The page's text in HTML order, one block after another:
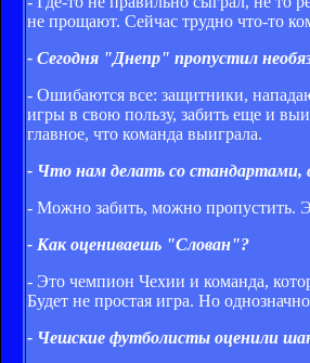
не прощают. Сейчас трудно что-то
- Сегодня "Днепр" пропустил
- Ошибаются все: защитники,
игры в свою пользу, забить еще и
главное, что команда выиграла.
- Что нам делать со стандартами,
- Можно забить, можно пропустить.
- Как оцениваешь "Слован"?
- Это чемпион Чехии и команда,
Будет не простая игра. Но
- Чешские футболисты оценили